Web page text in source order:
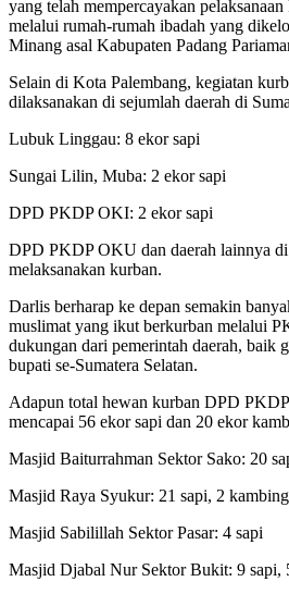
yang telah mempercayakan
melalui rumah-rumah ibadah yang
Minang asal Kabupaten Padang
Selain di Kota Palembang, kegiatan
dilaksanakan di sejumlah daerah di
Lubuk Linggau: 8 ekor sapi
Sungai Lilin, Muba: 2 ekor sapi
DPD PKDP OKI: 2 ekor sapi
DPD PKDP OKU dan daerah lainnya
melaksanakan kurban.
Darlis berharap ke depan semakin
muslimat yang ikut berkurban melalui
dukungan dari pemerintah daerah, baik
bupati se-Sumatera Selatan.
Adapun total hewan kurban DPD
mencapai 56 ekor sapi dan 20 ekor
Masjid Baiturrahman Sektor Sako: 20
Masjid Raya Syukur: 21 sapi, 2 kambing
Masjid Sabilillah Sektor Pasar: 4 sapi
Masjid Djabal Nur Sektor Bukit: 9 sapi,